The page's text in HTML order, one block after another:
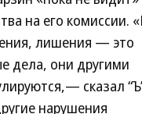
на его комиссии.
лишения — это
дела, они другими
сказал
нарушения